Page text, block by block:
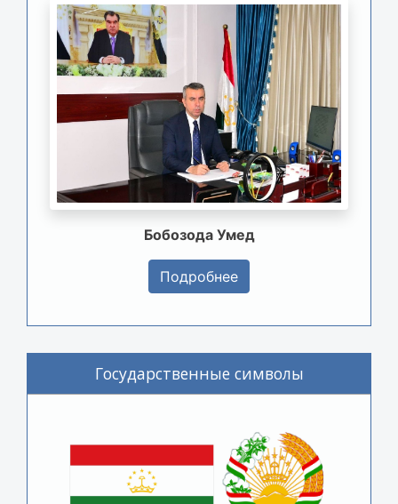
Бобозода Умед
Подробнее
Государственные символы